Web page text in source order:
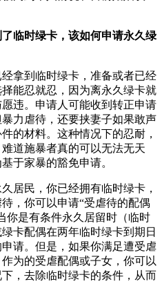
临时绿卡，该如何申请永久绿
拿到临时绿卡，准备或者已经
能忍就忍，因为离永久绿卡就
违。申请人可能收到转正申请
力虐待，还要挟妻子如果敢声
的材料。这种情况下的忍耐，
道施暴者真的可以无法无天
于家暴的豁免申请。
居民，你已经拥有临时绿卡，
，你可以申请“受虐待的配偶
你是有条件永久居留时（临时
卡配偶在两年临时绿卡到期日
请。但是，如果你满足遭受虐
为的受虐配偶或子女，你可以
，去除临时绿卡的条件，从而